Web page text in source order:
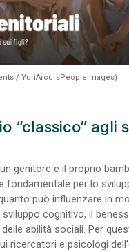
/ YuriArcursPeopleimages)
“classico” agli
genitore e il proprio
fondamentale per lo
può influenzare in
cognitivo, il
delle abilità sociali. Per
ricercatori e psicologi